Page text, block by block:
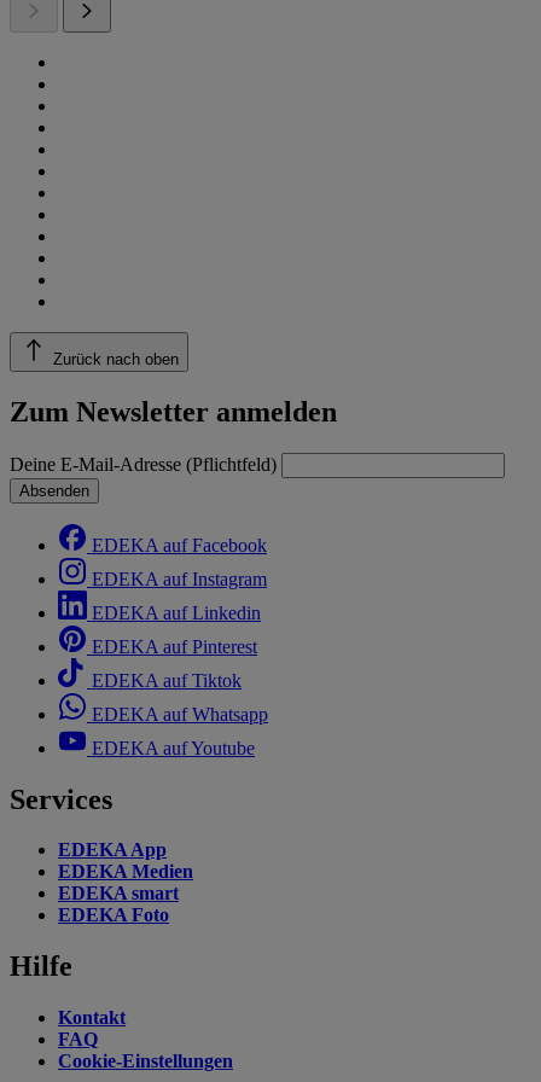
Zurück nach oben
Zum Newsletter anmelden
Deine E-Mail-Adresse (Pflichtfeld)
Absenden
EDEKA auf Facebook
EDEKA auf Instagram
EDEKA auf Linkedin
EDEKA auf Pinterest
EDEKA auf Tiktok
EDEKA auf Whatsapp
EDEKA auf Youtube
Services
EDEKA App
EDEKA Medien
EDEKA smart
EDEKA Foto
Hilfe
Kontakt
FAQ
Cookie-Einstellungen